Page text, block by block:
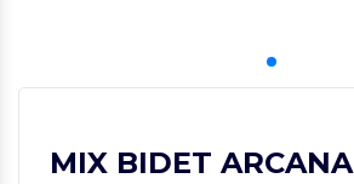
MIX BIDET ARCANA